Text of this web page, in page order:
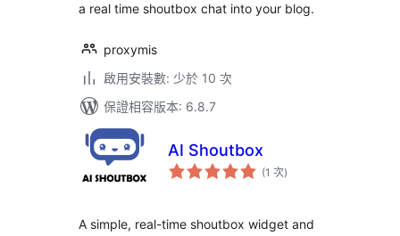
a real time shoutbox chat into your blog.
proxymis
啟用安裝數: 少於 10 次
保證相容版本: 6.8.7
AI Shoutbox
(1 次評
分)
A simple, real-time shoutbox widget and